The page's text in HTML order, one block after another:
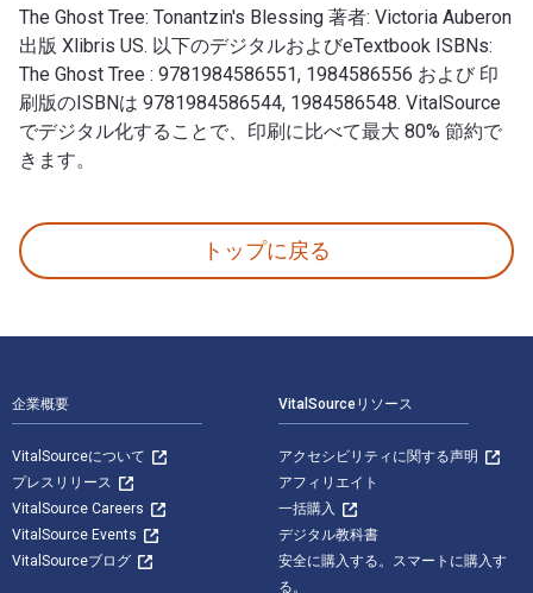
The Ghost Tree: Tonantzin's Blessing 著者: Victoria Auberon
出版 Xlibris US. 以下のデジタルおよびeTextbook ISBNs:
The Ghost Tree : 9781984586551, 1984586556 および 印
刷版のISBNは 9781984586544, 1984586548. VitalSource
でデジタル化することで、印刷に比べて最大 80% 節約で
きます。
トップに戻る
企業概要
VitalSourceについて
プレスリリース
VitalSource Careers
VitalSource Events
VitalSourceブログ
VitalSourceリソース
アクセシビリティに関する声明
アフィリエイト
一括購入
デジタル教科書
安全に購入する。スマートに購入す
る。